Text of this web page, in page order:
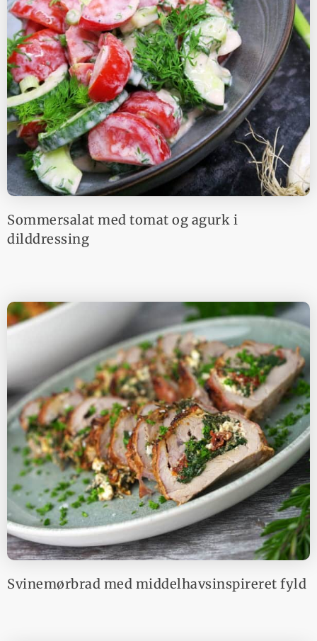
Sommersalat med tomat og agurk i
dilddressing
Svinemørbrad med middelhavsinspireret fyld